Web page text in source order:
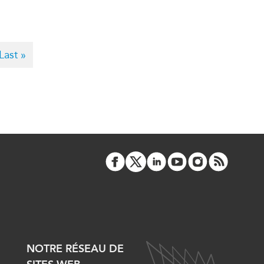
Last
Last »
NOTRE RÉSEAU DE